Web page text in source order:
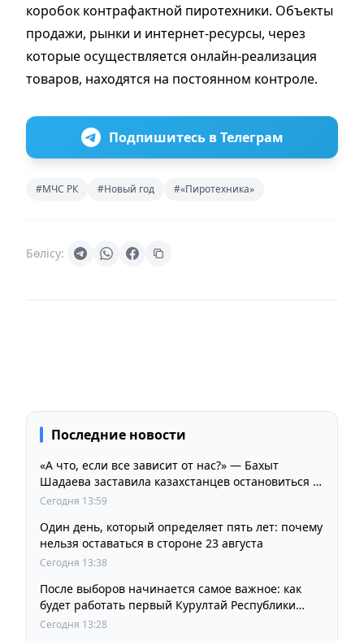
коробок контрафактной пиротехники. Объекты
продажи, рынки и интернет-ресурсы, через
которые осуществляется онлайн-реализация
товаров, находятся на постоянном контроле.
Подпишитесь в Телеграм
#МЧС РК #Новый год #«Пиротехника»
Бөлісу:
Последние новости
«А что, если все зависит от нас?» — Бахыт
Шадаева заставила казахстанцев остановиться и
задуматься
Сегодня 13:59
Один день, который определяет пять лет: почему
нельзя оставаться в стороне 23 августа
Сегодня 13:38
После выборов начинается самое важное: как
будет работать первый Курултай Республики
Казахстан
Сегодня 13:28